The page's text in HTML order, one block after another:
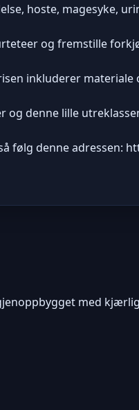
hoste, magesyke,
og fremstille
inkluderer
og denne lille
følg denne adressen:
med